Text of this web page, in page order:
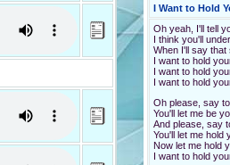
I Want to Hold
Oh yeah, I'll tell
I think you'll
When I'll say that
I want to hold
I want to hold
I want to hold
Oh please, say
You'll let me be
And please, say
You'll let me hold
Now let me hold
I want to hold